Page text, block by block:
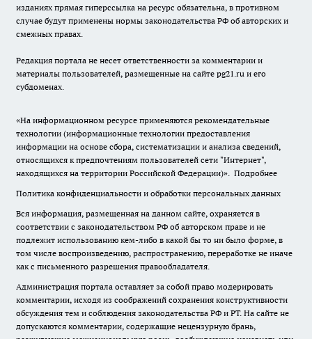
изданиях прямая гиперссылка на ресурс обязательна, в противном
случае будут применены нормы законодательства РФ об авторских и
смежных правах.
Редакция портала не несет ответственности за комментарии и
материалы пользователей, размещенные на сайте pg21.ru и его
субдоменах.
«На информационном ресурсе применяются рекомендательные
технологии (информационные технологии предоставления
информации на основе сбора, систематизации и анализа сведений,
относящихся к предпочтениям пользователей сети "Интернет",
находящихся на территории Российской Федерации)». Подробнее
Политика конфиденциальности и обработки персональных данных
Вся информация, размещенная на данном сайте, охраняется в
соответствии с законодательством РФ об авторском праве и не
подлежит использованию кем-либо в какой бы то ни было форме, в
том числе воспроизведению, распространению, переработке не иначе
как с письменного разрешения правообладателя.
Администрация портала оставляет за собой право модерировать
комментарии, исходя из соображений сохранения конструктивности
обсуждения тем и соблюдения законодательства РФ и РТ. На сайте не
допускаются комментарии, содержащие нецензурную брань,